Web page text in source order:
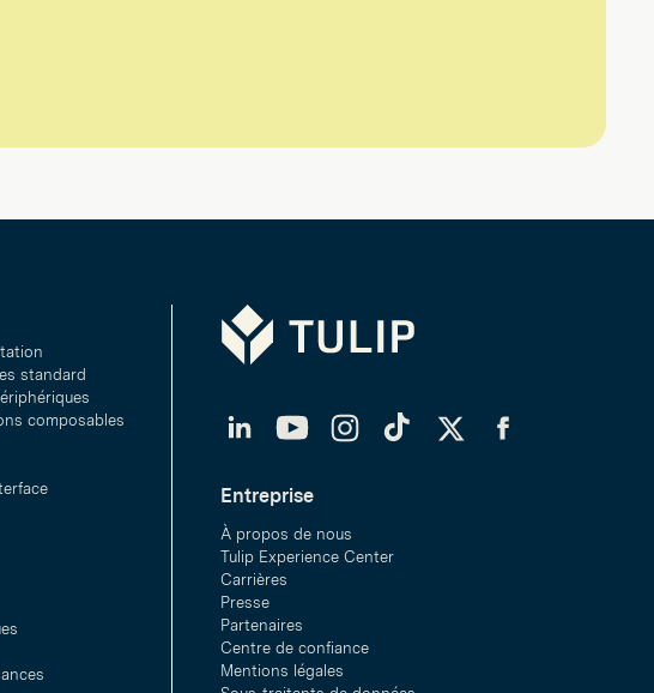
standard
composables
Tulip
LinkedInYouTubeInstagramTikTokTwitterFacebook
Entreprise
À propos de nous
Tulip Experience Center
Carrières
Presse
Partenaires
Centre de confiance
Mentions légales